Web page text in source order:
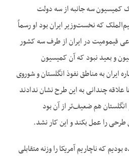
کمیسیون سه جانبه از سه دولت
که نخست‌وزیر ایران بود او رسماً
قیمومیت در ایران از طرف سه کشور
و بعید نبود که آن کمیسیون
ایران به مناطق نفوذ انگلستان و شوروی
علاقه چندانی به این طرح نشان ندادند
هم ضعیف‌تر از آن بود
را عمل بکند و این کار نشد.
که ناچاریم آمریکا را وزنه متقابلی